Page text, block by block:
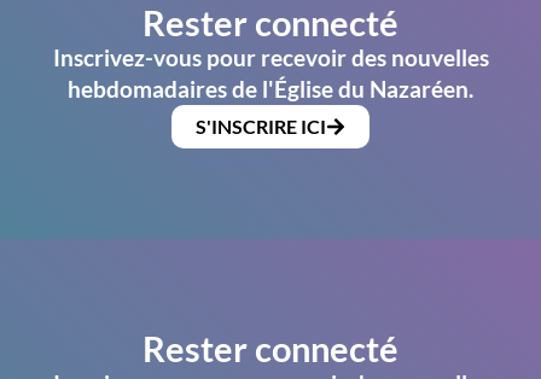
Rester connecté
Inscrivez-vous pour recevoir des nouvelles
hebdomadaires de l'Église du Nazaréen.
S'INSCRIRE ICI
Rester connecté